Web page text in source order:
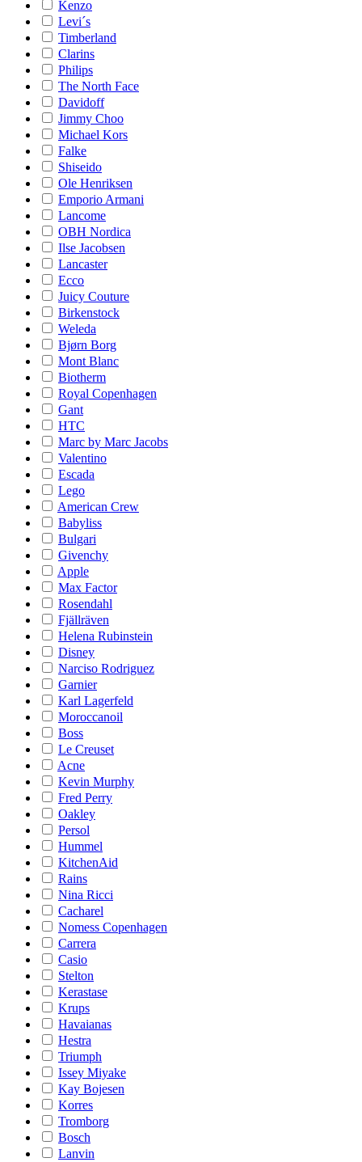
Kenzo
Levi´s
Timberland
Clarins
Philips
The North Face
Davidoff
Jimmy Choo
Michael Kors
Falke
Shiseido
Ole Henriksen
Emporio Armani
Lancome
OBH Nordica
Ilse Jacobsen
Lancaster
Ecco
Juicy Couture
Birkenstock
Weleda
Bjørn Borg
Mont Blanc
Biotherm
Royal Copenhagen
Gant
HTC
Marc by Marc Jacobs
Valentino
Escada
Lego
American Crew
Babyliss
Bulgari
Givenchy
Apple
Max Factor
Rosendahl
Fjällräven
Helena Rubinstein
Disney
Narciso Rodriguez
Garnier
Karl Lagerfeld
Moroccanoil
Boss
Le Creuset
Acne
Kevin Murphy
Fred Perry
Oakley
Persol
Hummel
KitchenAid
Rains
Nina Ricci
Cacharel
Nomess Copenhagen
Carrera
Casio
Stelton
Kerastase
Krups
Havaianas
Hestra
Triumph
Issey Miyake
Kay Bojesen
Korres
Tromborg
Bosch
Lanvin